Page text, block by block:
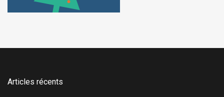
Articles récents